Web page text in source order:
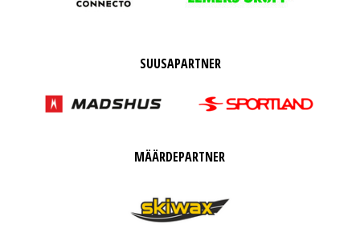
SUUSAPARTNER
MÄÄRDEPARTNER